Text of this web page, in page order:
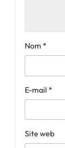
Nom *
E-mail *
Site web